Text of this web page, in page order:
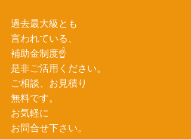
過去最大級とも
言われている、
補助金制度☝
是非ご活用ください。
ご相談、お見積り
無料です。
お気軽に
お問合せ下さい。